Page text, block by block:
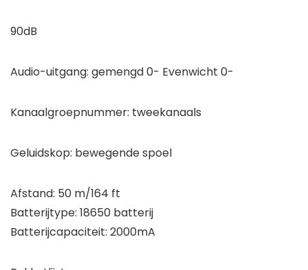
90dB
Audio-uitgang: gemengd 0- Evenwicht 0-
Kanaalgroepnummer: tweekanaals
Geluidskop: bewegende spoel
Afstand: 50 m/164 ft
Batterijtype: 18650 batterij
Batterijcapaciteit: 2000mA